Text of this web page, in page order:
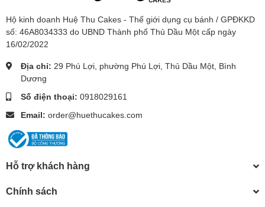
Hộ kinh doanh Huệ Thu Cakes - Thế giới dụng cụ bánh / GPĐKKD
số: 46A8034333 do UBND Thành phố Thủ Dầu Một cấp ngày
16/02/2022
Địa chỉ: 29 Phú Lợi, phường Phú Lợi, Thủ Dầu Một, Bình
Dương
Số điện thoại: 0918029161
Email: order@huethucakes.com
Hỗ trợ khách hàng
Chính sách